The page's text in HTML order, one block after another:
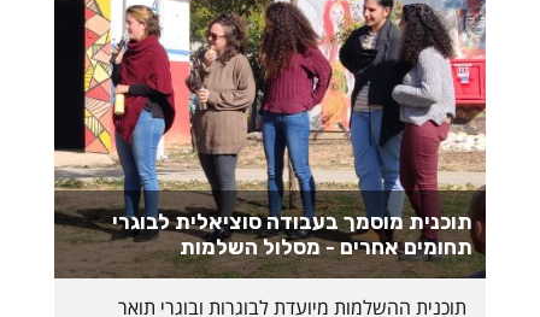
תוכנית מוסמך בעבודה סוציאלית לבוגרי
תחומים אחרים - מסלול השלמות
תוכנית ההשלמות מיועדת לבוגרות ובוגרי תואר